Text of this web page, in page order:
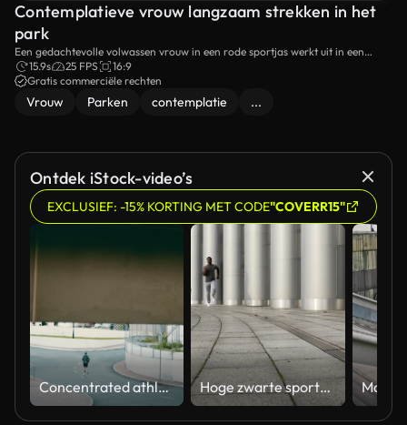
Contemplatieve vrouw langzaam strekken in het
park
Een gedachtevolle volwassen vrouw in een rode sportjas werkt uit in een
rustige park setting.
15.9s 25 FPS
16:9
Gratis commerciële rechten
Vrouw Parken contemplatie ...
Ontdek iStock-video’s
EXCLUSIEF: -15% KORTING MET CODE"COVERR15"
Concentrated athlete running down the road Hoge zwarte sportman opleiding voor marathon in vrije tijd, toegewijde concurrent